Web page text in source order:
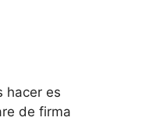
hacer es
de firma